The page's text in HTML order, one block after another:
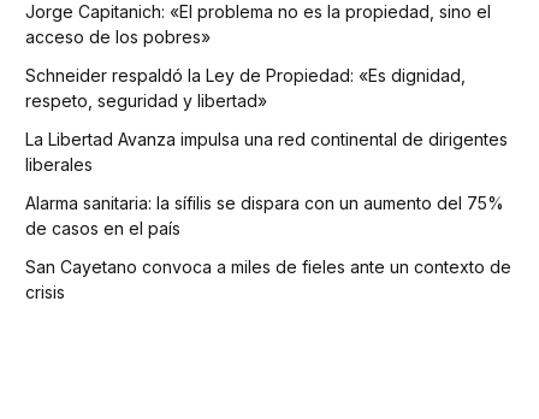
Jorge Capitanich: «El problema no es la propiedad, sino el
acceso de los pobres»
Schneider respaldó la Ley de Propiedad: «Es dignidad,
respeto, seguridad y libertad»
La Libertad Avanza impulsa una red continental de dirigentes
liberales
Alarma sanitaria: la sífilis se dispara con un aumento del 75%
de casos en el país
San Cayetano convoca a miles de fieles ante un contexto de
crisis